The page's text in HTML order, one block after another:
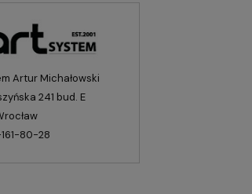
Artur Michałowski
241 bud. E
80-28